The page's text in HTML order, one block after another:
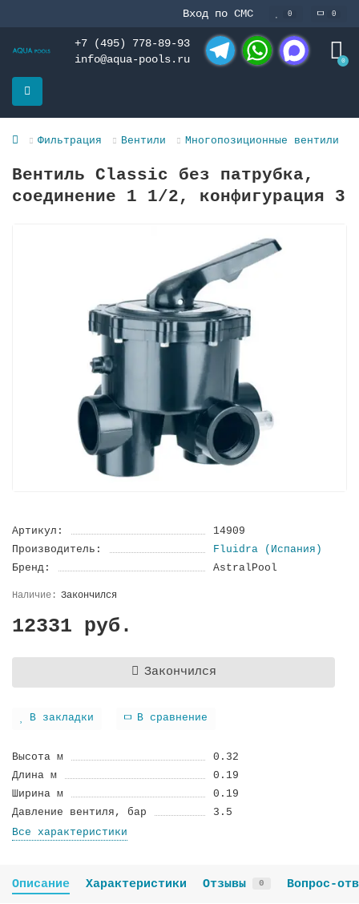
Вход по СМС 0 0
+7 (495) 778-89-93
info@aqua-pools.ru
0
Фильтрация Вентили Многопозиционные вентили
Вентиль Classic без патрубка,
соединение 1 1/2, кoнфигурация 3
Артикул:
14909
Производитель:
Fluidra (Испания)
Бренд:
AstralPool
Закончился
12331 руб.
Закончился
В закладки В сравнение
Высота м
0.32
Длина м
0.19
Ширина м
0.19
Давление вентиля, бар
3.5
Все характеристики
Описание Характеристики Отзывы 0 Вопрос-